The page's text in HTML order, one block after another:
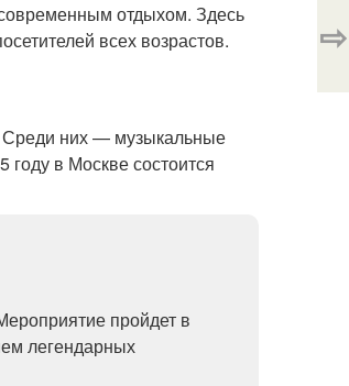
отдыхом. Здесь
всех возрастов.
Среди них — музыкальные
в Москве состоится
пройдет в
легендарных
⇨